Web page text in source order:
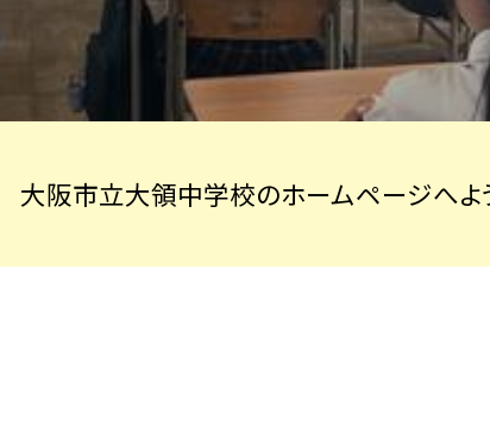
大阪市立大領中学校のホームページへよ